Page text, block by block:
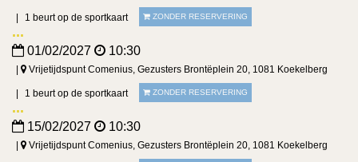
1 beurt op de sportkaart ZONDER RESERVERING
01/02/2027 10:30
Vrijetijdspunt Comenius, Gezusters Brontëplein 20, 1081 Koekelberg
1 beurt op de sportkaart ZONDER RESERVERING
15/02/2027 10:30
Vrijetijdspunt Comenius, Gezusters Brontëplein 20, 1081 Koekelberg